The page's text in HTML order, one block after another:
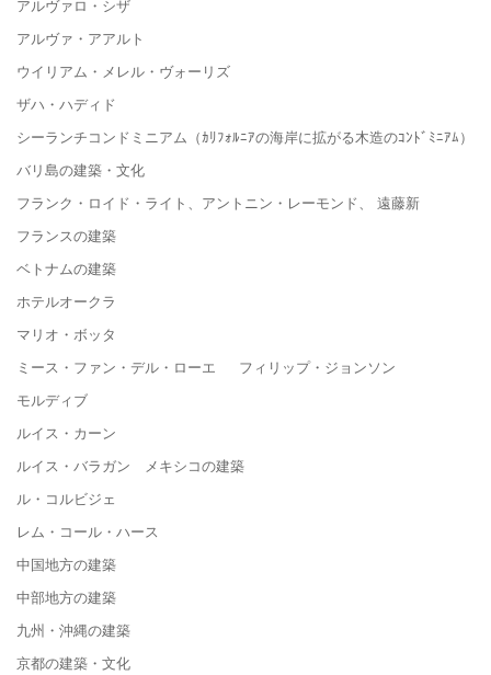
アルヴァロ・シザ
アルヴァ・アアルト
ウイリアム・メレル・ヴォーリズ
ザハ・ハディド
シーランチコンドミニアム（ｶﾘﾌｫﾙﾆｱの海岸に拡がる木造のｺﾝﾄﾞﾐﾆｱﾑ）
バリ島の建築・文化
フランク・ロイド・ライト、アントニン・レーモンド、 遠藤新
フランスの建築
ベトナムの建築
ホテルオークラ
マリオ・ボッタ
ミース・ファン・デル・ローエ フィリップ・ジョンソン
モルディブ
ルイス・カーン
ルイス・バラガン メキシコの建築
ル・コルビジェ
レム・コール・ハース
中国地方の建築
中部地方の建築
九州・沖縄の建築
京都の建築・文化